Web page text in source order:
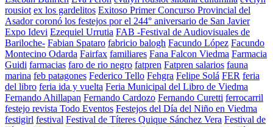
rousiot ex los gardelitos Exitoso Primer Concurso Provincial del
Asador coronó los festejos por el 244° aniversario de San Javier
Expo Idevi Ezequiel Urrutia FAB -Festival de Audiovisuales de
Bariloche- Fabian Spataro fabricio balogh Facundo López Facundo
Montecino Odarda Fairfax familiares Fana Falcon Viedma Farmacia
Guidi farmacias faro de rio negro fatpren Fatpren salarios fauna
marina feb patagones Federico Tello Fehgra Felipe Solá FER feria
del libro feria ida y vuelta Feria Municipal del Libro de Viedma
Fernando Ahillapan Fernando Cardozo Fernando Curetti ferrocarril
festejo revista Todo Eventos Festejos del Día del Niño en Viedma
festigirl festival Festival de Títeres Quique Sánchez Vera Festival de